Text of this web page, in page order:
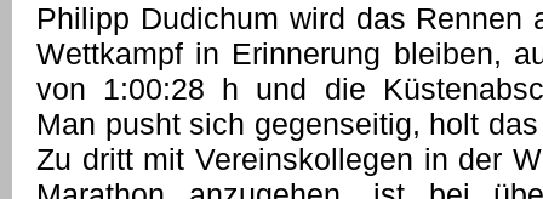
Philipp Dudichum wird das Rennen
Wettkampf in Erinnerung bleiben,
von 1:00:28 h und die
Man pusht sich gegenseitig, holt
Zu dritt mit Vereinskollegen in der